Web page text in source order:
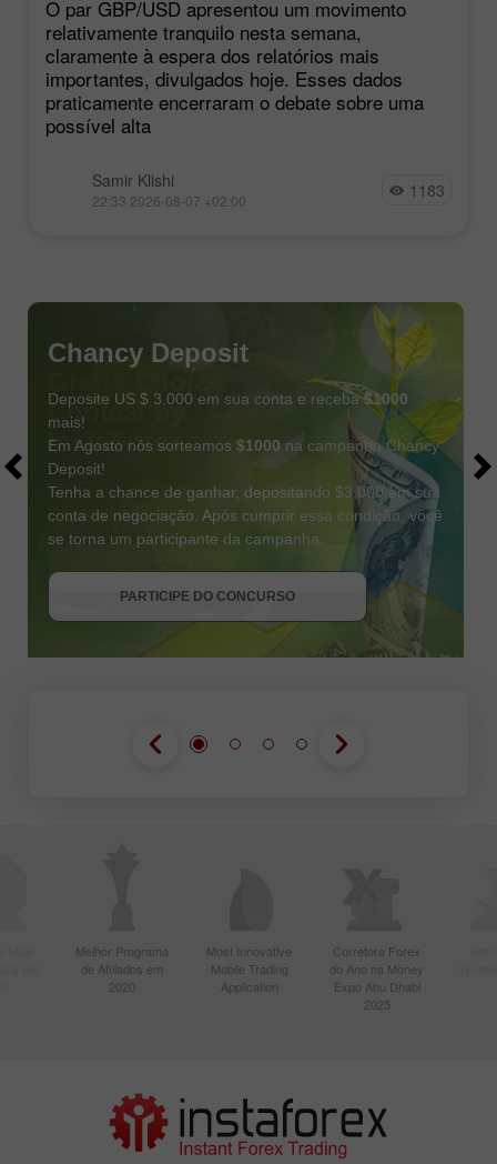
O par GBP/USD apresentou um movimento
relativamente tranquilo nesta semana,
claramente à espera dos relatórios mais
importantes, divulgados hoje. Esses dados
praticamente encerraram o debate sobre uma
possível alta
Samir Klishi
22:33 2026-08-07 +02:00 1183
PARTICIPE DO CONCURSO
Chancy Deposit
Deposite US $ 3.000 em sua conta e receba$1000
mais!
Em Agosto nós sorteamos $1000 na campanha Chancy
Deposit!
Tenha a chance de ganhar, depositando $3,000 em sua
conta de negociação. Após cumprir essa condição, você
se torna um participante da campanha.
PARTICIPE DO CONCURSO
PARTICIPE DO CONCURSO
RECEBA O BÔNUS
Melhor Programa
de Afiliados em
2020
Most Innovative
Mobile Trading
Application
Corretora Forex
do Ano na Money
Expo Abu Dhabi
2025